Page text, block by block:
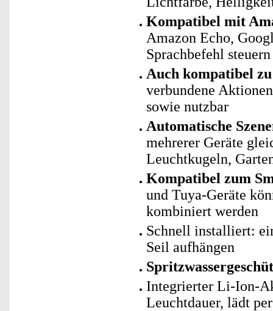
Kompatibel mit
Amazon Echo,
Sprachbefehl steuern
Auch kompatibel
verbundene
sowie nutzbar
Automatische
mehrerer Geräte
Leuchtkugeln,
Kompatibel zum
und Tuya-Geräte
kombiniert werden
Schnell installiert:
Seil aufhängen
Integrierter Li-Ion-
Leuchtdauer, lädt